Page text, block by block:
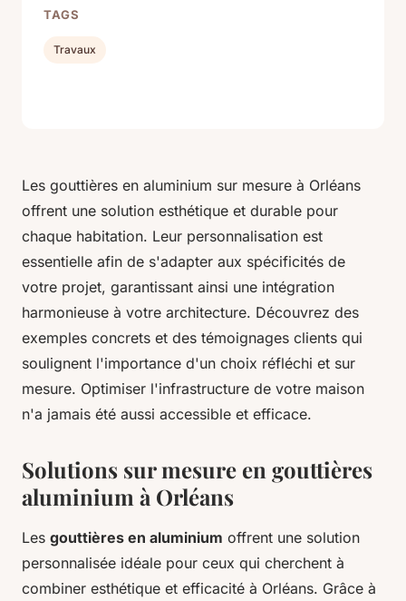
Les gouttières en aluminium sur mesure à Orléans
offrent une solution esthétique et durable pour
chaque habitation. Leur personnalisation est
essentielle afin de s'adapter aux spécificités de
votre projet, garantissant ainsi une intégration
harmonieuse à votre architecture. Découvrez des
exemples concrets et des témoignages clients qui
soulignent l'importance d'un choix réfléchi et sur
mesure. Optimiser l'infrastructure de votre maison
n'a jamais été aussi accessible et efficace.
Solutions sur mesure en gouttières
aluminium à Orléans
Les gouttières en aluminium offrent une solution
personnalisée idéale pour ceux qui cherchent à
combiner esthétique et efficacité à Orléans. Grâce à
TAGS
Travaux